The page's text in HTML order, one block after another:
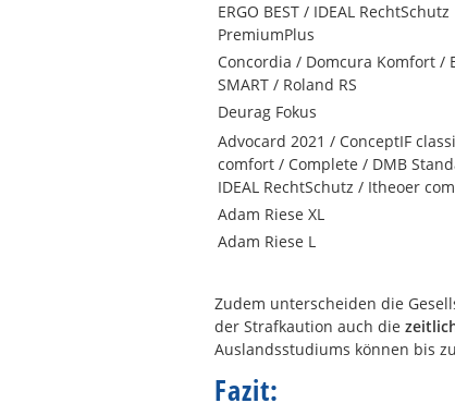
ERGO BEST / IDEAL RechtSchutz
PremiumPlus
Concordia / Domcura Komfort /
SMART / Roland RS
Deurag Fokus
Advocard 2021 / ConceptIF
comfort / Complete / DMB
IDEAL RechtSchutz / Itheoer
Adam Riese XL
Adam Riese L
Zudem unterscheiden die
der Strafkaution auch die
Auslandsstudiums können bis
Fazit: